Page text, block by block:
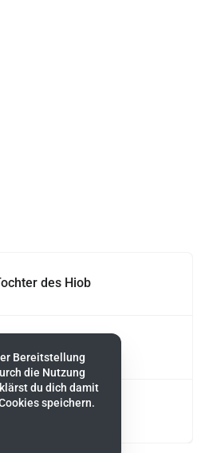
des Hiob
Tochter Hiobs
Bereitstellung
die Nutzung
du dich damit
speichern.